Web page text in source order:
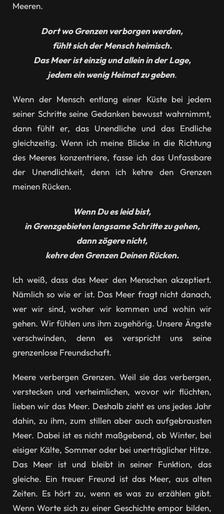
Meeren.
Dort wo Grenzen verborgen werden,
fühlt sich der Mensch heimisch.
Das Meer ist einzig und allein in der Lage,
jedem ein wenig Heimat zu geben.
Wenn der Mensch entlang einer Küste bei jedem
seiner Schritte seine Gedanken bewusst wahrnimmt,
dann fühlt er, das Unendliche und das Endliche
gleichzeitig. Wenn ich meine Blicke in die Richtung
des Meeres konzentriere, fasse ich das Unfassbare
der Unendlichkeit, denn ich kehre den Grenzen
meinen Rücken.
Wenn Du es leid bist,
in Grenzgebieten langsame Schritte zu gehen,
dann zögere nicht,
kehre den Grenzen Deinen Rücken.
Ich weiß, dass das Meer den Menschen akzeptiert.
Nämlich so wie er ist. Das Meer fragt nicht danach,
wer wir sind, woher wir kommen und wohin wir
gehen. Wir fühlen uns ihm zugehörig. Unsere Ängste
verschwinden, denn es verspricht uns seine
grenzenlose Freundschaft.
Meere verbergen Grenzen. Weil sie das verbergen,
verstecken und verheimlichen, wovor wir flüchten,
lieben wir das Meer. Deshalb zieht es uns jedes Jahr
dahin, zu ihm, zum stillen aber auch aufgebrausten
Meer. Dabei ist es nicht maßgebend, ob Winter, bei
eisiger Kälte, Sommer oder bei unerträglicher Hitze.
Das Meer ist und bleibt in seiner Funktion, das
gleiche. Ein treuer Freund ist das Meer, aus alten
Zeiten. Es hört zu, wenn es was zu erzählen gibt.
Wenn Worte sich zu einer Geschichte empor bilden,